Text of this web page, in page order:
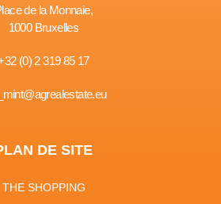
de la Monnaie,
1000 Bruxelles
(0) 2 319 85 17
DE SITE
THE SHOPPING